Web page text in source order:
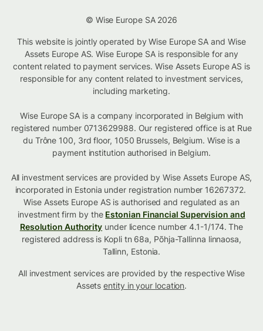
© Wise Europe SA 2026
This website is jointly operated by Wise Europe SA and Wise
Assets Europe AS. Wise Europe SA is responsible for any
content related to payment services. Wise Assets Europe AS is
responsible for any content related to investment services,
including marketing.
Wise Europe SA is a company incorporated in Belgium with
registered number 0713629988. Our registered office is at Rue
du Trône 100, 3rd floor, 1050 Brussels, Belgium. Wise is a
payment institution authorised in Belgium.
All investment services are provided by Wise Assets Europe AS,
incorporated in Estonia under registration number 16267372.
Wise Assets Europe AS is authorised and regulated as an
investment firm by the Estonian Financial Supervision and
Resolution Authority under licence number 4.1-1/174. The
registered address is Kopli tn 68a, Põhja-Tallinna linnaosa,
Tallinn, Estonia.
All investment services are provided by the respective Wise
Assetsentity in your location.